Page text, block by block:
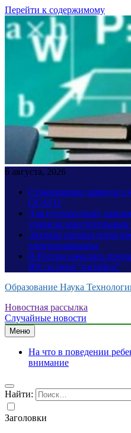
Перейти к содержимому
6 августа, 2026
Страховщики заявили о
ОСАГО
Для путешествий,
удивили
Эксперт оценил идею
электросамокаты
В России начались
B9: по цене “китайца”
Образование Наука
Новостная рассылка
Случайные новости
Меню
На что в поведении
внимание
Найти:
Заголовки